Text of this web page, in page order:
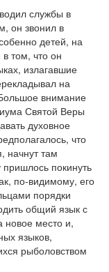
службы в
он звонил в
детей, на
том, что он
излагавшие
на
внимание
Святой Веры
духовное
что
начнут там
покинуть
по-видимому, его
порядки
общий язык с
новое место и,
языков,
рыболовством